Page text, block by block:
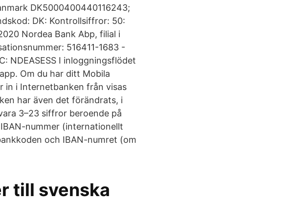
DK5000400440116243;
DK: Kontrollsiffror: 50:
Nordea Bank Abp, filial i
516411-1683 -
NDEASESS I inloggningsflödet
Om du har ditt Mobila
in i Internetbanken från visas
har även det förändrats, i
3–23 siffror beroende på
nummer (internationellt
och IBAN-numret (om
till svenska